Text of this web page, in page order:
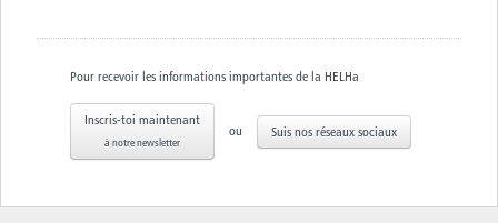
Pour recevoir les informations importantes de la HELHa
Inscris-toi maintenant
à notre newsletter
ou Suis nos réseaux sociaux